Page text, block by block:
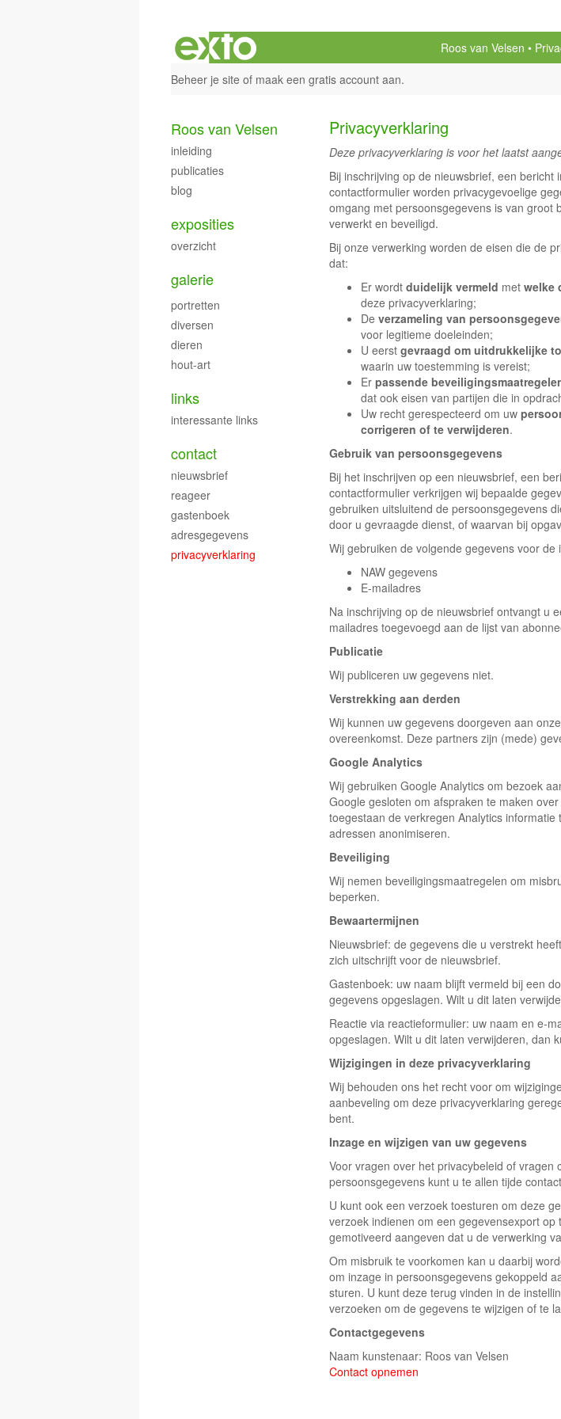
Roos van Velsen
Beheer je site of maak een gratis account aan.
Privacyverklaring
Deze privacyverklaring is voor het laatst
Bij inschrijving op de nieuwsbrief, een
contactformulier worden privacygevoelige
omgang met persoonsgegevens is van groot
verwerkt en beveiligd.
Bij onze verwerking worden de eisen die de
dat:
Er wordt duidelijk vermeld met welke
deze privacyverklaring;
De verzameling van
voor legitieme doeleinden;
U eerst gevraagd om uitdrukkelijke
waarin uw toestemming is vereist;
Er passende
dat ook eisen van partijen die in
Uw recht gerespecteerd om uw
corrigeren of te verwijderen.
Gebruik van persoonsgegevens
Bij het inschrijven op een nieuwsbrief, een
contactformulier verkrijgen wij bepaalde
gebruiken uitsluitend de persoonsgegevens
door u gevraagde dienst, of waarvan bij
Wij gebruiken de volgende gegevens voor
NAW gegevens
E-mailadres
Na inschrijving op de nieuwsbrief ontvangt u
mailadres toegevoegd aan de lijst van
Publicatie
Wij publiceren uw gegevens niet.
Verstrekking aan derden
Wij kunnen uw gegevens doorgeven aan
overeenkomst. Deze partners zijn (mede)
Google Analytics
Wij gebruiken Google Analytics om bezoek
Google gesloten om afspraken te maken
toegestaan de verkregen Analytics
adressen anonimiseren.
Beveiliging
Wij nemen beveiligingsmaatregelen om
beperken.
Bewaartermijnen
Nieuwsbrief: de gegevens die u verstrekt
zich uitschrijft voor de nieuwsbrief.
Gastenboek: uw naam blijft vermeld bij een
gegevens opgeslagen. Wilt u dit laten
Reactie via reactieformulier: uw naam en e-
opgeslagen. Wilt u dit laten verwijderen, dan
Wijzigingen in deze privacyverklaring
Wij behouden ons het recht voor om
aanbeveling om deze privacyverklaring
bent.
Inzage en wijzigen van uw gegevens
Voor vragen over het privacybeleid of
persoonsgegevens kunt u te allen tijde
U kunt ook een verzoek toesturen om deze
verzoek indienen om een gegevensexport
gemotiveerd aangeven dat u de verwerking
Om misbruik te voorkomen kan u daarbij
om inzage in persoonsgegevens gekoppeld
sturen. U kunt deze terug vinden in de
verzoeken om de gegevens te wijzigen of te
Contactgegevens
Naam kunstenaar: Roos van Velsen
Contact opnemen
Roos van Velsen
inleiding
publicaties
blog
exposities
overzicht
galerie
portretten
diversen
dieren
hout-art
links
interessante links
contact
nieuwsbrief
reageer
gastenboek
adresgegevens
privacyverklaring